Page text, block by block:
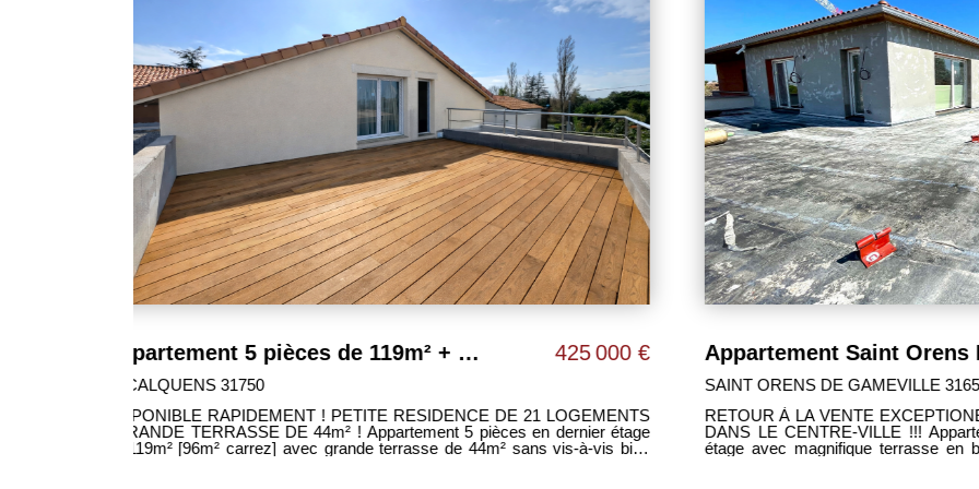
469 000 €
SAINT ORENS DE GAMEVILLE 31650
RETOUR À LA VENTE EXCEPTIONEL !!! GRANDE TERRASSE DE 60m²
DANS LE CENTRE-VILLE !!! Appartement 4 pièces de 100m² en dernier
étage avec magnifique terrasse en bois de 60m² sans vis-à-vis exposée
TOULOUSE 31400
STUDIO entièrement
bâtiment, situé au coeur
universitaire Paul Sabatier et de 11